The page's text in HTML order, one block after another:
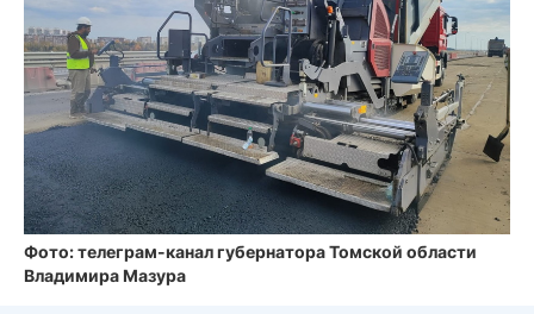
Фото: телеграм-канал губернатора Томской области
Владимира Мазура